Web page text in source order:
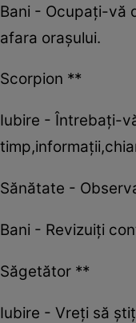
Bani - Ocupați-vă
afara orașului.
Scorpion **
Iubire - Întrebați-
Sănătate -
Bani - Revizuiți
Săgetător **
Iubire - Vreți să